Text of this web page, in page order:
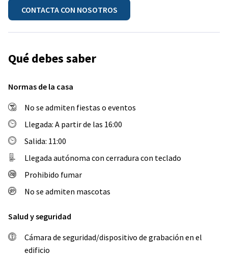
CONTACTA CON NOSOTROS
Qué debes saber
Normas de la casa
Llegada autónoma con cerradura con teclado
Llegada: A partir de las 16:00
No se admiten fiestas o eventos
No se admiten mascotas
Prohibido fumar
Salida: 11:00
Salud y seguridad
Cámara de seguridad/dispositivo de grabación en el
edificio